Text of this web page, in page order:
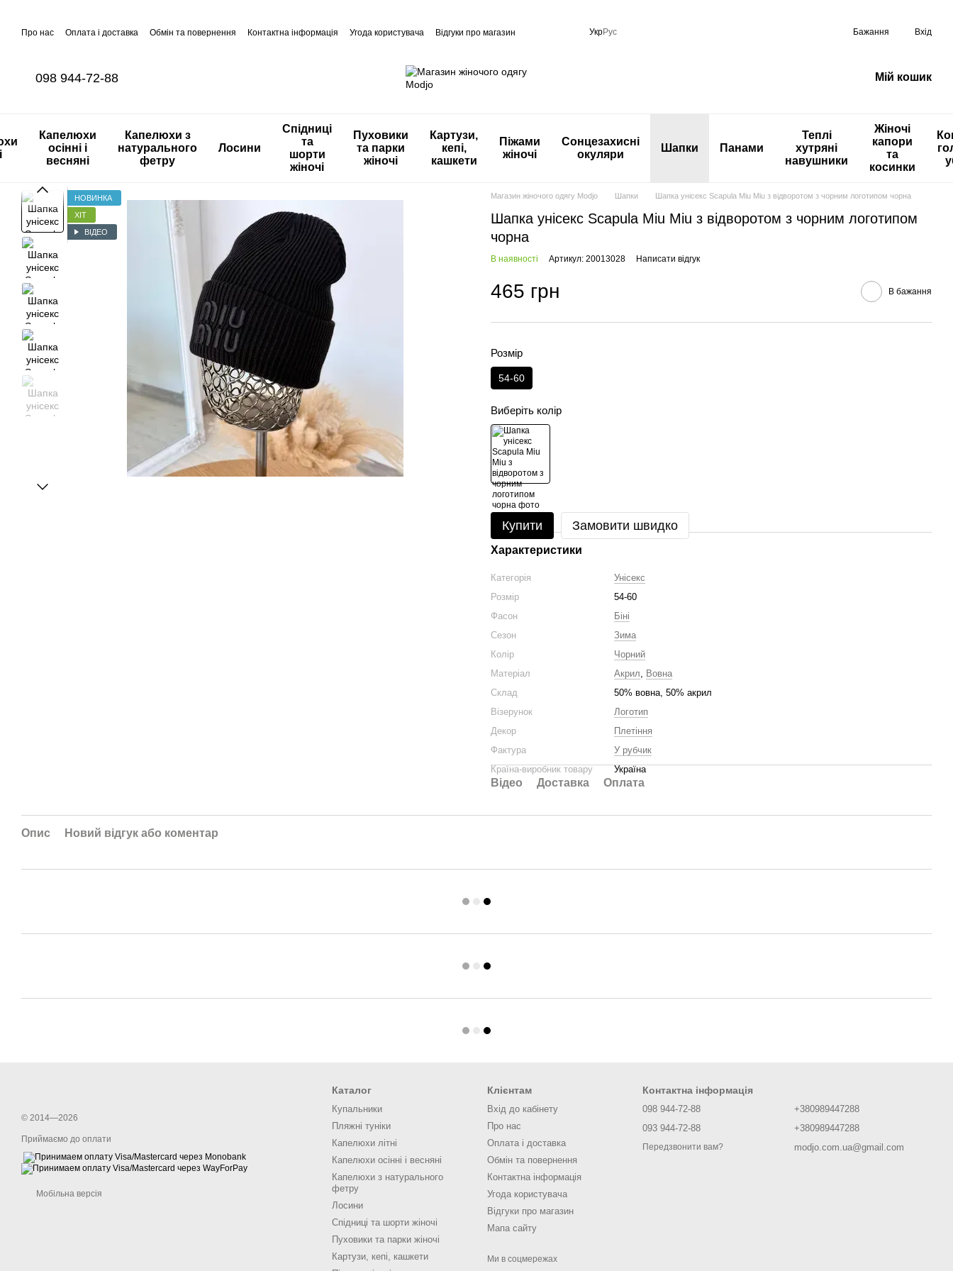
Про нас Оплата і доставка Обмін та повернення Контактна інформація Угода користувача Відгуки про магазин УкрРус Бажання Вхід
098 944-72-88 Мій кошик
Капелюхи
осінні і
весняні
Капелюхи з
натурального
фетру
Лосини
Спідниці
та
шорти
жіночі
Пуховики
та парки
жіночі
Картузи,
кепі,
кашкети
Піжами
жіночі
Сонцезахисні
окуляри
Шапки Панами
Теплі
хутряні
навушники
Жіночі
капори
та
косинки
НОВИНКА
ХІТ
ВІДЕО
Магазин жіночого одягу Modjo Шапки Шапка унісекс Scapula Miu Miu з відворотом з чорним логотипом чорна
Шапка унісекс Scapula Miu Miu з відворотом з чорним логотипом
чорна
В наявності Артикул: 20013028 Написати відгук
465 грн В бажання
Розмір
54-60
Виберіть колір
Купити Замовити швидко
Характеристики
Категорія
Унісекс
Розмір
54-60
Фасон
Біні
Сезон
Зима
Колір
Чорний
Матеріал
Акрил, Вовна
Склад
50% вовна, 50% акрил
Візерунок
Логотип
Декор
Плетіння
Фактура
У рубчик
Країна-виробник товару
Україна
Відео Доставка Оплата
Опис Новий відгук або коментар
© 2014—2026
Приймаємо до оплати
Мобільна версія
Каталог
Купальники
Пляжні туніки
Капелюхи літні
Капелюхи осінні і весняні
Капелюхи з натурального
фетру
Лосини
Спідниці та шорти жіночі
Пуховики та парки жіночі
Картузи, кепі, кашкети
Клієнтам
Вхід до кабінету
Про нас
Оплата і доставка
Обмін та повернення
Контактна інформація
Угода користувача
Відгуки про магазин
Мапа сайту
Ми в соцмережах
Контактна інформація
098 944-72-88
093 944-72-88
Передзвонити вам?
+380989447288
+380989447288
modjo.com.ua@gmail.com